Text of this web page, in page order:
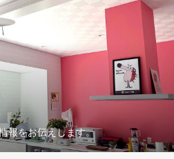
報をお伝えします。